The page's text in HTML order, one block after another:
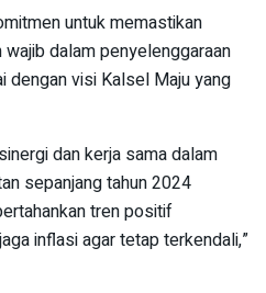
untuk memastikan
dalam penyelenggaraan
dengan visi Kalsel Maju yang
dan kerja sama dalam
sepanjang tahun 2024
tren positif
inflasi agar tetap terkendali,”